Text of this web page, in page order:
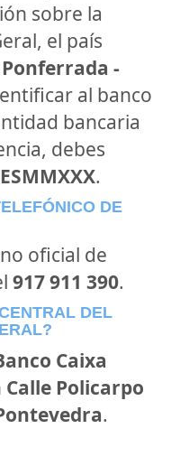
sobre la
el país
Ponferrada -
al banco
bancaria
debes
.
DE
oficial de
917 911 390.
DEL
Caixa
Calle Policarpo
.